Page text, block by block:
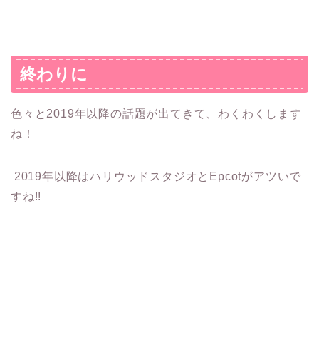
終わりに
色々と2019年以降の話題が出てきて、わくわくします
ね！
2019年以降はハリウッドスタジオとEpcotがアツいで
すね!!